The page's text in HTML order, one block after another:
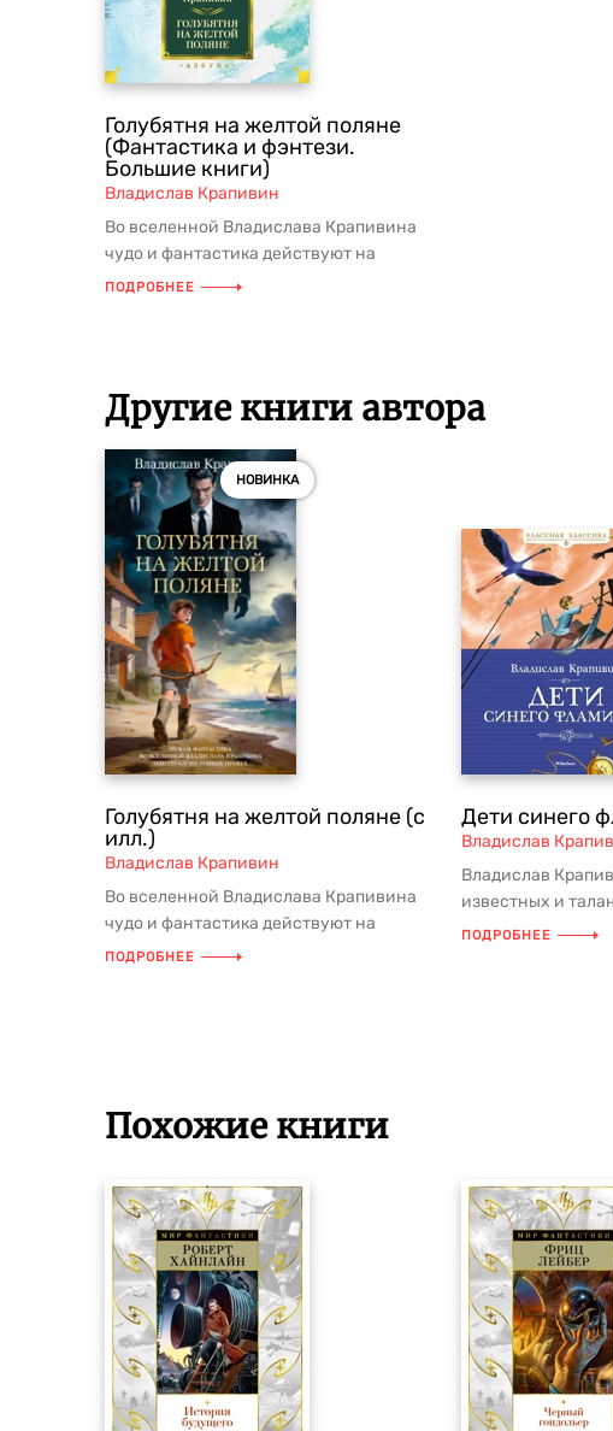
Голубятня на желтой поляне
(Фантастика и фэнтези.
Большие книги)
Владислав Крапивин
Во вселенной Владислава Крапивина
чудо и фантастика действуют на
равных правах. Космические
ПОДРОБНЕЕ
Другие книги автора
НОВИНКА
Голубятня на желтой поляне (с
илл.)
Владислав Крапивин
Во вселенной Владислава Крапивина
чудо и фантастика действуют на
равных правах. Космические
ПОДРОБНЕЕ
Дети синего
Владислав
Владислав
известных и
писателей, чьи
ПОДРОБНЕЕ
Похожие книги